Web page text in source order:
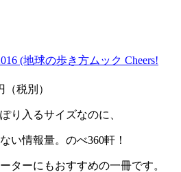
(地球の歩き方ムック Cheers!
税別）
り入るサイズなのに、
い情報量。のべ360軒！
ターにもおすすめの一冊です。